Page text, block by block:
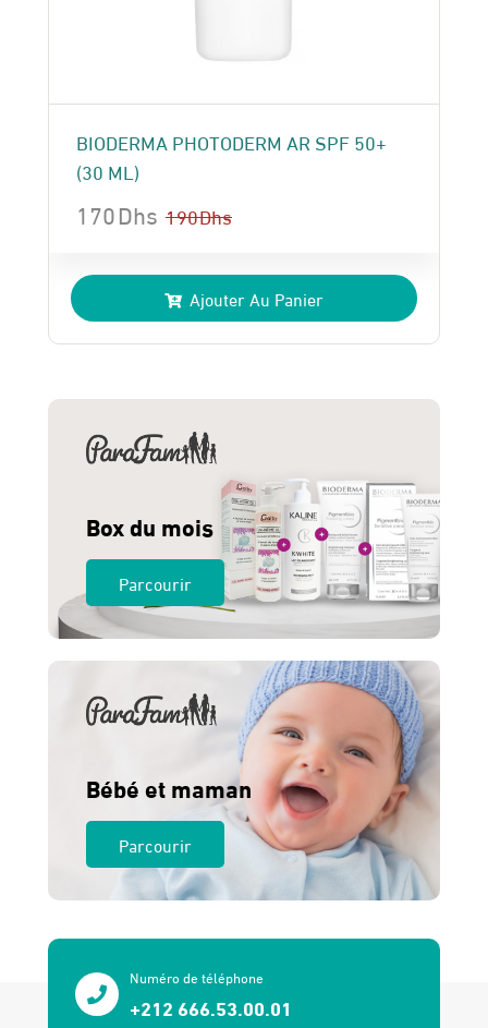
BIODERMA PHOTODERM AR SPF 50+
(30 ML)
190Dhs
prix
initial
était :
170Dhs
prix
actuel
est :
Ajouter Au Panier
Box du mois
Parcourir
Bébé et maman
Parcourir
Numéro de téléphone
+212 666.53.00.01